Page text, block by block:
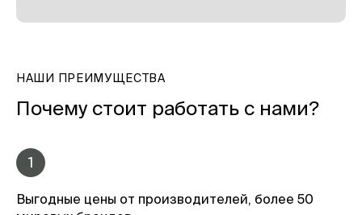
НАШИ ПРЕИМУЩЕСТВА
Почему стоит работать с нами?
1
Выгодные цены от производителей, более 50